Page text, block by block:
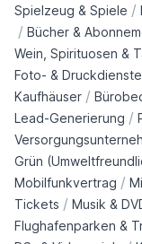
Spielzeug & Spiele /
/ Bücher &
Wein, Spirituosen &
Foto- & Druckdienste
Kaufhäuser /
Lead-Generierung /
Grün
Mobilfunkvertrag /
Tickets / Musik &
Flughafenparken &